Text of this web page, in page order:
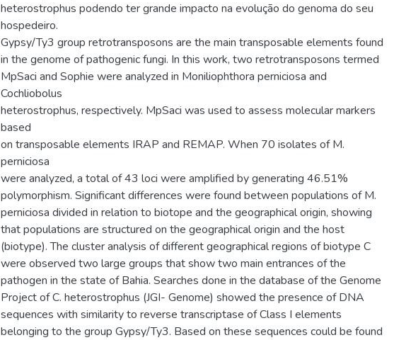
heterostrophus podendo ter grande impacto na evolução do genoma do seu
hospedeiro.
Gypsy/Ty3 group retrotransposons are the main transposable elements found
in the genome of pathogenic fungi. In this work, two retrotransposons termed
MpSaci and Sophie were analyzed in Moniliophthora perniciosa and
Cochliobolus
heterostrophus, respectively. MpSaci was used to assess molecular markers
based
on transposable elements IRAP and REMAP. When 70 isolates of M.
perniciosa
were analyzed, a total of 43 loci were amplified by generating 46.51%
polymorphism. Significant differences were found between populations of M.
perniciosa divided in relation to biotope and the geographical origin, showing
that populations are structured on the geographical origin and the host
(biotype). The cluster analysis of different geographical regions of biotype C
were observed two large groups that show two main entrances of the
pathogen in the state of Bahia. Searches done in the database of the Genome
Project of C. heterostrophus (JGI- Genome) showed the presence of DNA
sequences with similarity to reverse transcriptase of Class I elements
belonging to the group Gypsy/Ty3. Based on these sequences could be found